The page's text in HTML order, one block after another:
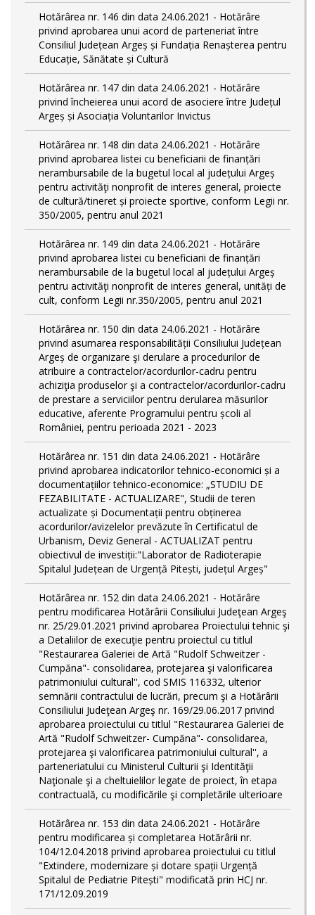
Hotărârea nr. 146 din data 24.06.2021 - Hotărâre
privind aprobarea unui acord de parteneriat între
Consiliul Județean Argeș și Fundația Renașterea pentru
Educație, Sănătate și Cultură
Hotărârea nr. 147 din data 24.06.2021 - Hotărâre
privind încheierea unui acord de asociere între Județul
Argeș și Asociația Voluntarilor Invictus
Hotărârea nr. 148 din data 24.06.2021 - Hotărâre
privind aprobarea listei cu beneficiarii de finanțări
nerambursabile de la bugetul local al județului Argeș
pentru activităţi nonprofit de interes general, proiecte
de cultură/tineret și proiecte sportive, conform Legii nr.
350/2005, pentru anul 2021
Hotărârea nr. 149 din data 24.06.2021 - Hotărâre
privind aprobarea listei cu beneficiarii de finanțări
nerambursabile de la bugetul local al județului Argeș
pentru activităţi nonprofit de interes general, unități de
cult, conform Legii nr.350/2005, pentru anul 2021
Hotărârea nr. 150 din data 24.06.2021 - Hotărâre
privind asumarea responsabilității Consiliului Județean
Argeș de organizare şi derulare a procedurilor de
atribuire a contractelor/acordurilor-cadru pentru
achiziţia produselor şi a contractelor/acordurilor-cadru
de prestare a serviciilor pentru derularea măsurilor
educative, aferente Programului pentru școli al
României, pentru perioada 2021 - 2023
Hotărârea nr. 151 din data 24.06.2021 - Hotărâre
privind aprobarea indicatorilor tehnico-economici și a
documentațiilor tehnico-economice: „STUDIU DE
FEZABILITATE - ACTUALIZARE", Studii de teren
actualizate și Documentații pentru obținerea
acordurilor/avizelelor prevăzute în Certificatul de
Urbanism, Deviz General - ACTUALIZAT pentru
obiectivul de investiții:"Laborator de Radioterapie
Spitalul Județean de Urgență Pitești, județul Argeș"
Hotărârea nr. 152 din data 24.06.2021 - Hotărâre
pentru modificarea Hotărârii Consiliului Judeţean Argeş
nr. 25/29.01.2021 privind aprobarea Proiectului tehnic şi
a Detaliilor de execuţie pentru proiectul cu titlul
"Restaurarea Galeriei de Artă "Rudolf Schweitzer -
Cumpăna"- consolidarea, protejarea şi valorificarea
patrimoniului cultural'', cod SMIS 116332, ulterior
semnării contractului de lucrări, precum şi a Hotărârii
Consiliului Judeţean Argeş nr. 169/29.06.2017 privind
aprobarea proiectului cu titlul "Restaurarea Galeriei de
Artă "Rudolf Schweitzer- Cumpăna"- consolidarea,
protejarea şi valorificarea patrimoniului cultural'', a
parteneriatului cu Ministerul Culturii şi Identităţii
Naţionale şi a cheltuielilor legate de proiect, în etapa
contractuală, cu modificările şi completările ulterioare
Hotărârea nr. 153 din data 24.06.2021 - Hotărâre
pentru modificarea și completarea Hotărârii nr.
104/12.04.2018 privind aprobarea proiectului cu titlul
"Extindere, modernizare și dotare spații Urgență
Spitalul de Pediatrie Pitești" modificată prin HCJ nr.
171/12.09.2019